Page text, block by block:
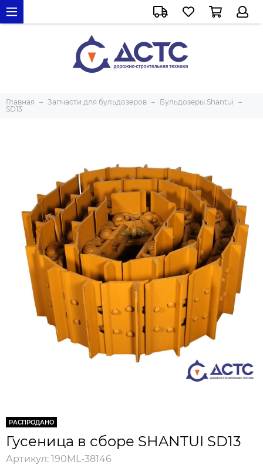
Главная Запчасти для бульдозеров
Бульдозеры Shantui
SD13
РАСПРОДАНО
Гусеница в сборе SHANTUI SD13
Артикул: 190ML-38146